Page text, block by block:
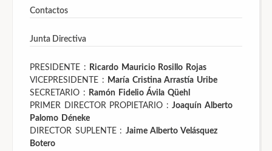
Contactos
Junta Directiva
PRESIDENTE :
Ricardo Mauricio Rosillo Rojas
VICEPRESIDENTE : María Cristina Arrastía Uribe
SECRETARIO :
Ramón Fidelio Ávila Qüehl
PRIMER DIRECTOR PROPIETARIO : Joaquín Alberto
Palomo Déneke
DIRECTOR SUPLENTE : Jaime Alberto Velásquez
Botero